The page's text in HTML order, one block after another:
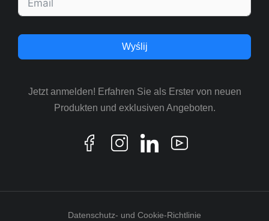
Wyślij
Jetzt anmelden! Erfahren Sie als Erster von neuen
Produkten und exklusiven Angeboten.
Datenschutz- und Cookie-Richtlinie